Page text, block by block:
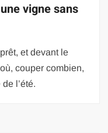
vigne sans
et devant le
couper combien,
l’été.